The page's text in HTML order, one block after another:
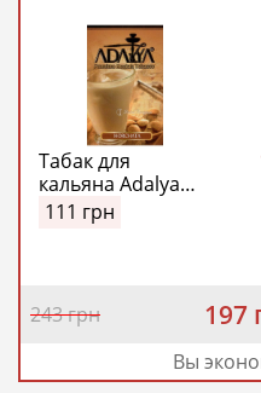
Табак для
кальяна Adalya
Horchata (Адалия
Орчата)
111 грн
243 грн 197
Вы